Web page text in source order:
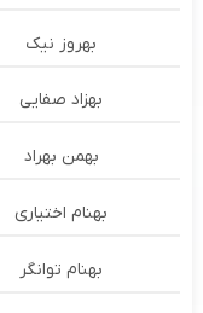
بهروز نیک
بهزاد صفایی
بهمن بهراد
بهنام اختیاری
بهنام توانگر